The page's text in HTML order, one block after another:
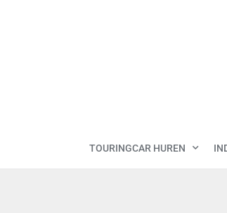
TOURINGCAR HUREN